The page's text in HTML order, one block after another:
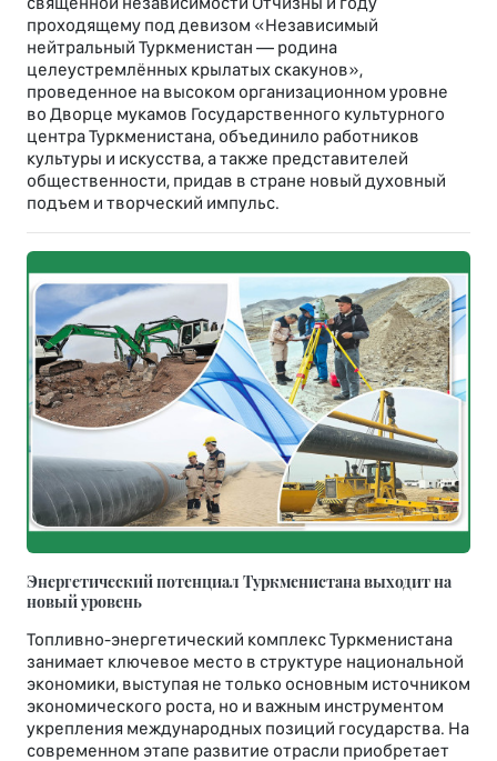
проходящему под девизом «Независимый
нейтральный Туркменистан — родина
целеустремлённых крылатых скакунов»,
проведенное на высоком организационном уровне
во Дворце мукамов Государственного культурного
центра Туркменистана, объединило работников
культуры и искусства, а также представителей
общественности, придав в стране новый духовный
подъем и творческий импульс.
Энергетический потенциал Туркменистана выходит на
новый уровень
Топливно-энергетический комплекс Туркменистана
занимает ключевое место в структуре национальной
экономики, выступая не только основным источником
экономического роста, но и важным инструментом
укрепления международных позиций государства. На
современном этапе развитие отрасли приобретает